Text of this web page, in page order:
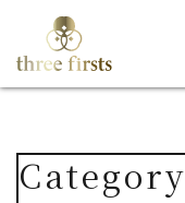
Category